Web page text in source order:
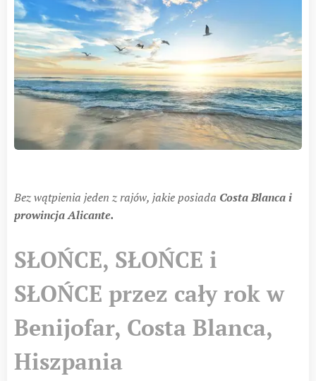
Bez wątpienia jeden z rajów, jakie posiada Costa Blanca i
prowincja Alicante.
SŁOŃCE, SŁOŃCE i
SŁOŃCE przez cały rok w
Benijofar, Costa Blanca,
Hiszpania